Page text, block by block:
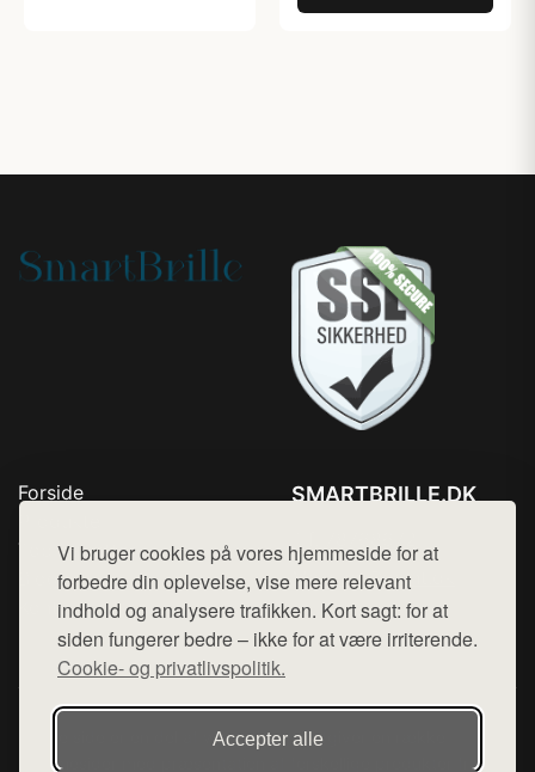
Vi bruger cookies på vores hjemmeside for at
forbedre din oplevelse, vise mere relevant
indhold og analysere trafikken. Kort sagt: for at
siden fungerer bedre – ikke for at være irriterende.
Cookie- og privatlivspolitik.
Accepter alle
Forside
Top Rabatter
Blog
Kontakt
SMARTBRILLE.DK
Mail: hej@want.dk
Cookie- og privatlivspolitik
Denne side er en del af want.dk, der udgiver en række
hjemmesider med præsentation af forskellige produkter fra